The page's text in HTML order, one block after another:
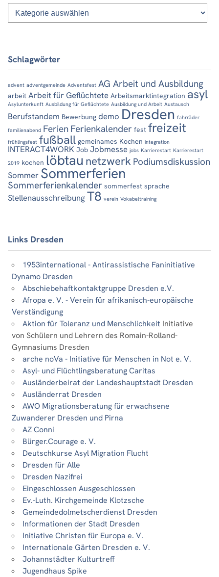
Schlagwörter
advent adventgemeinde Adventsfest AG Arbeit und Ausbildung
arbeit Arbeit für Geflüchtete Arbeitsmarktintegration asyl
Asylunterkunft Ausbildung für Geflüchtete Ausbildung und Arbeit Austausch
Berufstandem Bewerbung demo Dresden fahrräder
familienabend Ferien Ferienkalender fest freizeit
frühlingsfest fußball gemeinames Kochen integration
INTERACT4WORK Job Jobmesse jobs Karrierestart Karrierestart
2019 kochen löbtau netzwerk Podiumsdiskussion
Sommer Sommerferien
Sommerferienkalender sommerfest sprache
Stellenausschreibung T8 verein Vokabeltraining
Links Dresden
1953international - Antirassistische Faninitiative
Dynamo Dresden
Abschiebehaftkontaktgruppe Dresden e.V.
Afropa e. V. - Verein für afrikanisch-europäische
Verständigung
Aktion für Toleranz und Menschlichkeit Initiative
von Schülern und Lehrern des Romain-Rolland-
Gymnasiums Dresden
arche noVa - Initiative für Menschen in Not e. V.
Asyl- und Flüchtlingsberatung Caritas
Ausländerbeirat der Landeshauptstadt Dresden
Ausländerrat Dresden
AWO Migrationsberatung für erwachsene
Zuwanderer Dresden und Pirna
AZ Conni
Bürger.Courage e. V.
Deutschkurse Asyl Migration Flucht
Dresden für Alle
Dresden Nazifrei
Eingeschlossen Ausgeschlossen
Ev.-Luth. Kirchgemeinde Klotzsche
Gemeindedolmetscherdienst Dresden
Informationen der Stadt Dresden
Initiative Christen für Europa e. V.
Internationale Gärten Dresden e. V.
Johannstädter Kulturtreff
Jugendhaus Spike